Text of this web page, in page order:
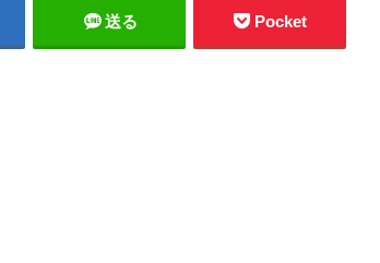
送る Pocket